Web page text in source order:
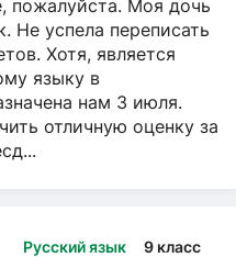
пожалуйста. Моя дочь
Не успела переписать
Хотя, является
языку в
нам 3 июля.
отличную оценку за
Русский язык 9 класс